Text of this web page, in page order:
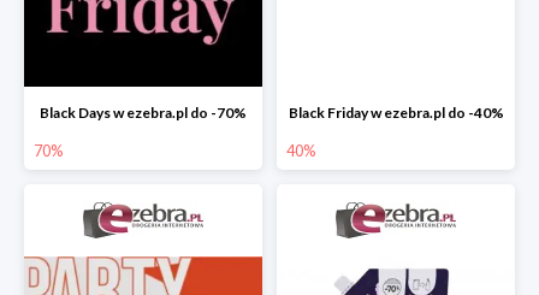
Black Days w ezebra.pl do -70%
70%
Black Friday w ezebra.pl do -40%
40%